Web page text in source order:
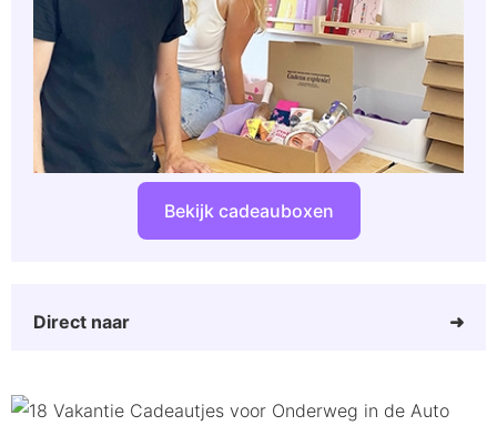
Bekijk cadeauboxen
Direct naar
Verassende Achterbank cadeautjes